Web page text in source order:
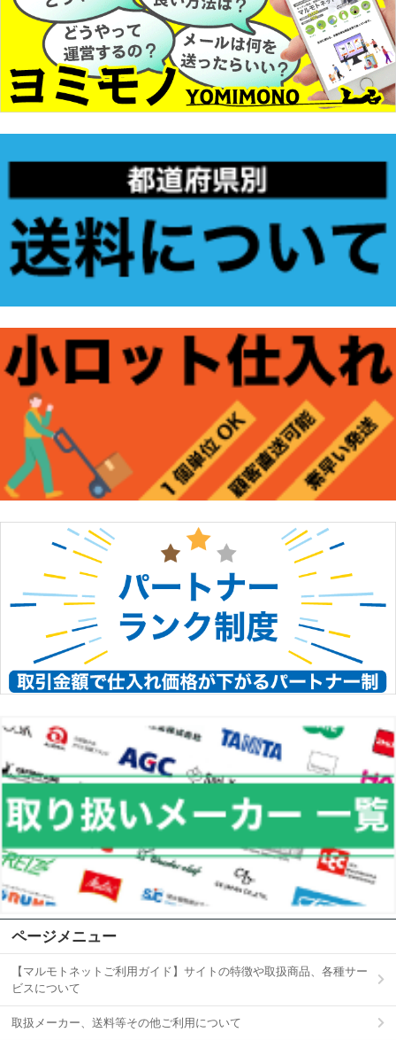
ページメニュー
【マルモトネットご利用ガイド】サイトの特徴や取扱商品、各種サー
ビスについて
取扱メーカー、送料等その他ご利用について